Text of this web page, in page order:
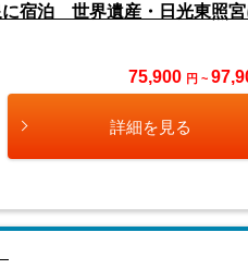
に宿泊 世界遺産・日光東照
75,900 円 ~
詳細を見る